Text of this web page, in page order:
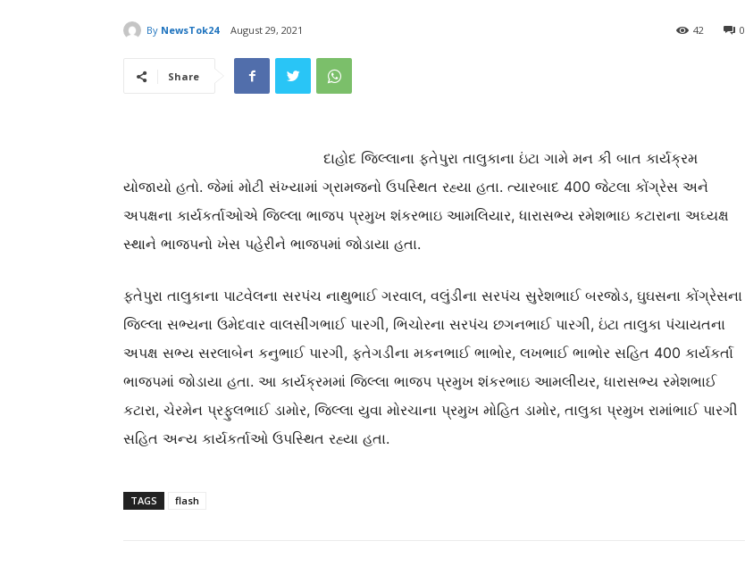
By NewsTok24 August 29, 2021 0
42
Share
દાહોદ જિલ્લાના ફતેપુરા તાલુકાના ઇંટા ગામે મન કી બાત કાર્યક્રમ
યોજાયો હતો. જેમાં મોટી સંખ્યામાં ગ્રામજનો ઉપસ્થિત રહ્યા હતા. ત્યારબાદ 400 જેટલા કોંગ્રેસ અને
અપક્ષના કાર્યકર્તાઓએ જિલ્લા ભાજપ પ્રમુખ શંકરભાઇ આમલિયાર, ધારાસભ્ય રમેશભાઇ કટારાના અઘ્યક્ષ
સ્થાને ભાજપનો ખેસ પહેરીને ભાજપમાં જોડાયા હતા.
ફતેપુરા તાલુકાના પાટવેલના સરપંચ નાથુભાઈ ગરવાલ, વલુંડીના સરપંચ સુરેશભાઈ બરજોડ, ઘુઘસના કોંગ્રેસના
જિલ્લા સભ્યના ઉમેદવાર વાલસીંગભાઈ પારગી, ભિચોરના સરપંચ છગનભાઈ પારગી, ઇંટા તાલુકા પંચાયતના
અપક્ષ સભ્ય સરલાબેન કનુભાઈ પારગી, ફતેગડીના મકનભાઈ ભાભોર, લખભાઈ ભાભોર સહિત 400 કાર્યકર્તા
ભાજપમાં જોડાયા હતા. આ કાર્યક્રમમાં જિલ્લા ભાજપ પ્રમુખ શંકરભાઇ આમલીયર, ધારાસભ્ય રમેશભાઈ
કટારા, ચેરમેન પ્રફુલભાઈ ડામોર, જિલ્લા યુવા મોરચાના પ્રમુખ મોહિત ડામોર, તાલુકા પ્રમુખ રામાંભાઈ પારગી
સહિત અન્ય કાર્યકર્તાઓ ઉપસ્થિત રહ્યા હતા.
TAGS flash